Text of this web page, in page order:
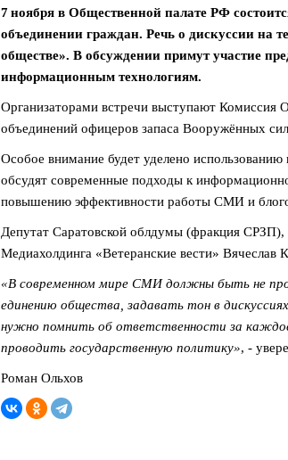
7 ноября в Общественной палате РФ
объединении граждан. Речь о дискуссии на
обществе». В обсуждении примут участие
информационным технологиям.
Организаторами встречи выступают
объединений офицеров запаса Вооружённых
Особое внимание будет уделено
обсудят современные подходы к
повышению эффективности работы СМИ и
Депутат Саратовской облдумы (фракция СРЗП),
Медиахолдинга «Ветеранские вести»
«В современном мире СМИ должны быть не
единению общества, задавать тон в
нужно помнить об ответственности за
проводить государственную политику», -
Роман Ольхов